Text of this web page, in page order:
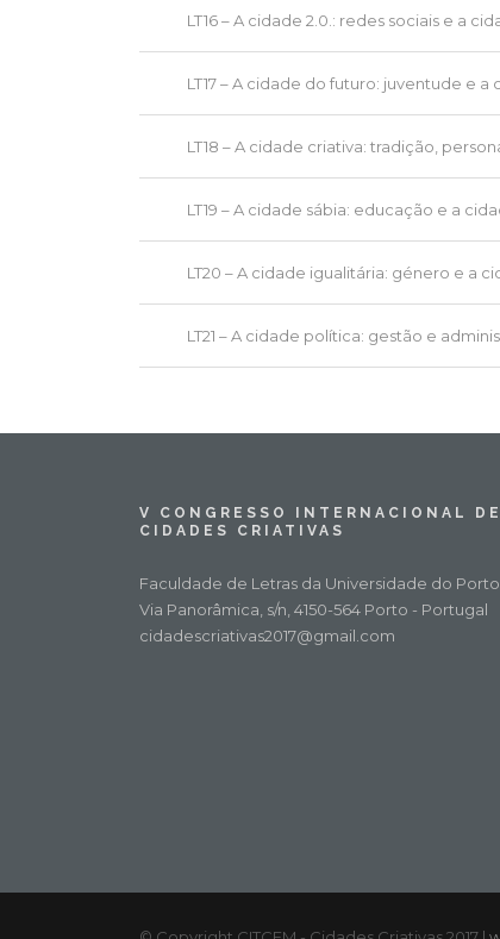
LT16 – A cidade 2.0.: redes sociais e a
LT17 – A cidade do futuro: juventude e a
LT18 – A cidade criativa: tradição,
LT19 – A cidade sábia: educação e a
LT20 – A cidade igualitária: género e a
LT21 – A cidade política: gestão e
V CONGRESSO INTERNACIONAL DE
CIDADES CRIATIVAS
Faculdade de Letras da Universidade do Porto
Via Panorâmica, s/n, 4150-564 Porto - Portugal
cidadescriativas2017@gmail.com